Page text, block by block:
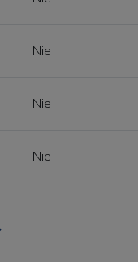
Nie
Nie
Nie